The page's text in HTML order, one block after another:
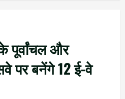
पूर्वांचल और
पर बनेंगे 12 ई-वे